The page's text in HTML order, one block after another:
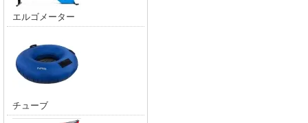
エルゴメーター
チューブ